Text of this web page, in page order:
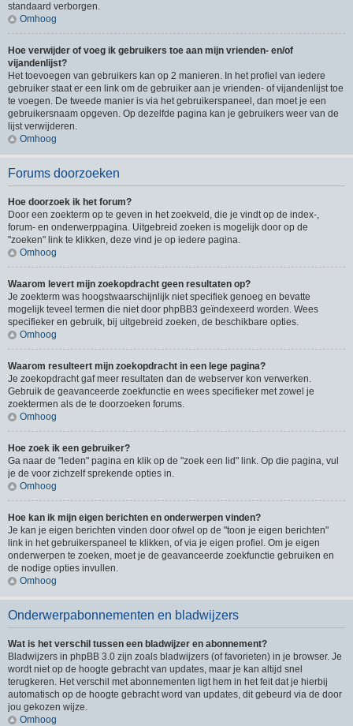
standaard verborgen.
Omhoog
Hoe verwijder of voeg ik gebruikers toe aan mijn vrienden- en/of
vijandenlijst?
Het toevoegen van gebruikers kan op 2 manieren. In het profiel van iedere
gebruiker staat er een link om de gebruiker aan je vrienden- of vijandenlijst toe
te voegen. De tweede manier is via het gebruikerspaneel, dan moet je een
gebruikersnaam opgeven. Op dezelfde pagina kan je gebruikers weer van de
lijst verwijderen.
Omhoog
Forums doorzoeken
Hoe doorzoek ik het forum?
Door een zoekterm op te geven in het zoekveld, die je vindt op de index-,
forum- en onderwerppagina. Uitgebreid zoeken is mogelijk door op de
"zoeken" link te klikken, deze vind je op iedere pagina.
Omhoog
Waarom levert mijn zoekopdracht geen resultaten op?
Je zoekterm was hoogstwaarschijnlijk niet specifiek genoeg en bevatte
mogelijk teveel termen die niet door phpBB3 geïndexeerd worden. Wees
specifieker en gebruik, bij uitgebreid zoeken, de beschikbare opties.
Omhoog
Waarom resulteert mijn zoekopdracht in een lege pagina?
Je zoekopdracht gaf meer resultaten dan de webserver kon verwerken.
Gebruik de geavanceerde zoekfunctie en wees specifieker met zowel je
zoektermen als de te doorzoeken forums.
Omhoog
Hoe zoek ik een gebruiker?
Ga naar de "leden" pagina en klik op de "zoek een lid" link. Op die pagina, vul
je de voor zichzelf sprekende opties in.
Omhoog
Hoe kan ik mijn eigen berichten en onderwerpen vinden?
Je kan je eigen berichten vinden door ofwel op de "toon je eigen berichten"
link in het gebruikerspaneel te klikken, of via je eigen profiel. Om je eigen
onderwerpen te zoeken, moet je de geavanceerde zoekfunctie gebruiken en
de nodige opties invullen.
Omhoog
Onderwerpabonnementen en bladwijzers
Wat is het verschil tussen een bladwijzer en abonnement?
Bladwijzers in phpBB 3.0 zijn zoals bladwijzers (of favorieten) in je browser. Je
wordt niet op de hoogte gebracht van updates, maar je kan altijd snel
terugkeren. Het verschil met abonnementen ligt hem in het feit dat je hierbij
automatisch op de hoogte gebracht word van updates, dit gebeurd via de door
jou gekozen wijze.
Omhoog